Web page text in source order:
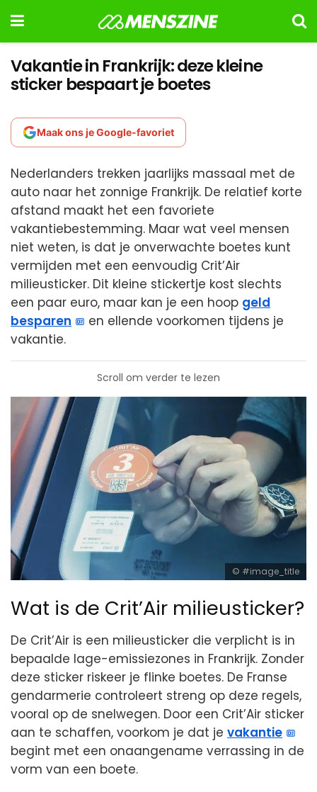
Vakantie in Frankrijk: deze kleine
sticker bespaart je boetes
Maak ons je Google-favoriet
Nederlanders trekken jaarlijks massaal met de
auto naar het zonnige Frankrijk. De relatief korte
afstand maakt het een favoriete
vakantiebestemming. Maar wat veel mensen
niet weten, is dat je onverwachte boetes kunt
vermijden met een eenvoudig Crit’Air
milieusticker. Dit kleine stickertje kost slechts
een paar euro, maar kan je een hoop geld
besparen
en ellende voorkomen tijdens je
vakantie.
Scroll om verder te lezen
#image_title
Wat is de Crit’Air milieusticker?
De Crit’Air is een milieusticker die verplicht is in
bepaalde lage-emissiezones in Frankrijk. Zonder
deze sticker riskeer je flinke boetes. De Franse
gendarmerie controleert streng op deze regels,
vooral op de snelwegen. Door een Crit’Air sticker
aan te schaffen, voorkom je dat je vakantie
begint met een onaangename verrassing in de
vorm van een boete.